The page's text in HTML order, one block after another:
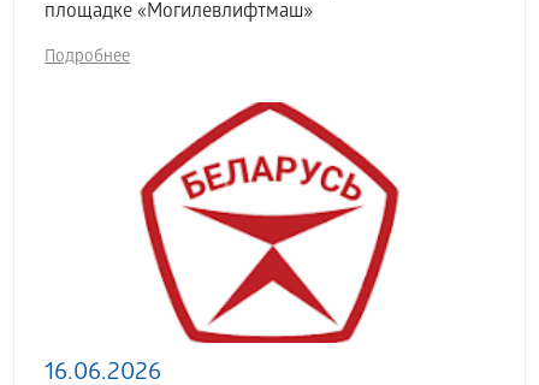
площадке «Могилевлифтмаш»
Подробнее
16.06.2026